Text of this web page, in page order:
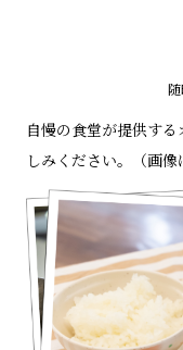
随
自慢の食堂が提供す
しみください。（画像